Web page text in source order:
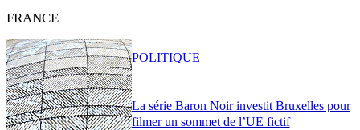
FRANCE
La série Baron Noir investit Bruxelles pour
filmer un sommet de l’UE fictif
POLITIQUE